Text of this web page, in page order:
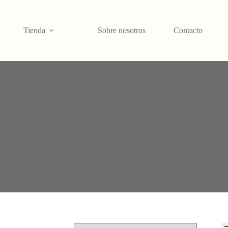
Tienda Sobre nosotros Contacto